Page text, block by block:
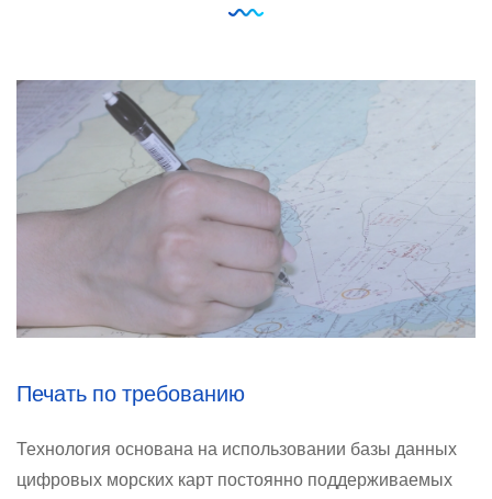
Печать по требованию
Технология основана на использовании базы данных
цифровых морских карт постоянно поддерживаемых